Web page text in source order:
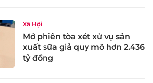
Xã Hội
Mở phiên tòa xét xử vụ sản
xuất sữa giả quy mô hơn 2.436
tỷ đồng